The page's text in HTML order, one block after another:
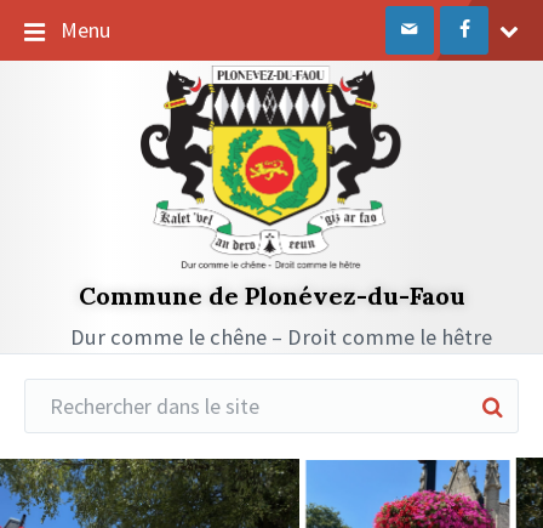
Menu
Commune de Plonévez-du-Faou
Dur comme le chêne – Droit comme le hêtre
Réduire
la
recherche